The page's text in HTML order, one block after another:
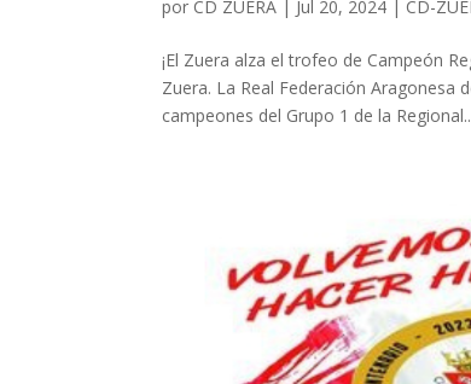
por CD ZUERA Jul 20, 2024 CD-
¡El Zuera alza el trofeo de Campeón
Zuera. La Real Federación
campeones del Grupo 1 de la